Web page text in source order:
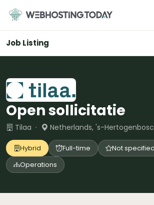
content
Job Listing
Open sollicitatie
Tilaa · Netherlands, 's-
Hybrid Full-time
Not specified
Operations